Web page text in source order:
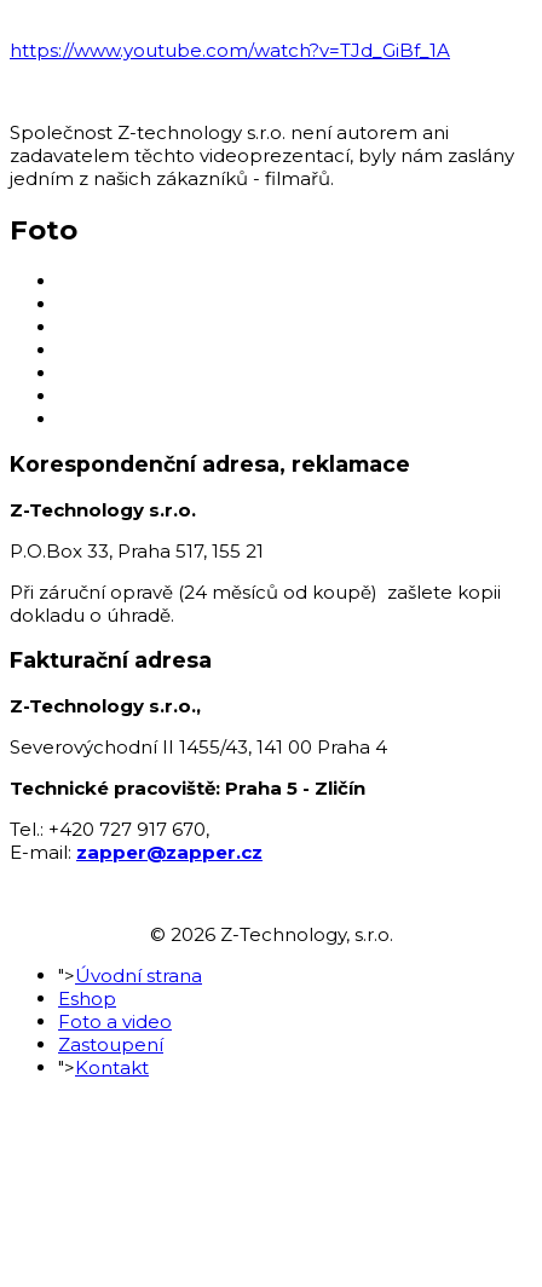
https://www.youtube.com/watch?v=TJd_GiBf_1A
Společnost Z-technology s.r.o. není autorem ani
zadavatelem těchto videoprezentací, byly nám zaslány
jedním z našich zákazníků - filmařů.
Foto
Korespondenční adresa, reklamace
Z-Technology s.r.o.
P.O.Box 33, Praha 517, 155 21
Při záruční opravě (24 měsíců od koupě) zašlete kopii
dokladu o úhradě.
Fakturační adresa
Z-Technology s.r.o.,
Severovýchodní II 1455/43, 141 00 Praha 4
Technické pracoviště: Praha 5 - Zličín
Tel.: +420 727 917 670,
E-mail: zapper@zapper.cz
© 2026 Z-Technology, s.r.o.
">Úvodní strana
Eshop
Foto a video
Zastoupení
">Kontakt